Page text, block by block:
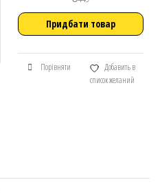
Придбати товар
Порівняти
Добавить в
список желаний